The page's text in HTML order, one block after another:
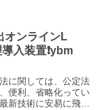
要るんです...
オンラインL
入装置❗ybm
に関しては、公定法
便利、省略化ってい
新技術に安易に飛び